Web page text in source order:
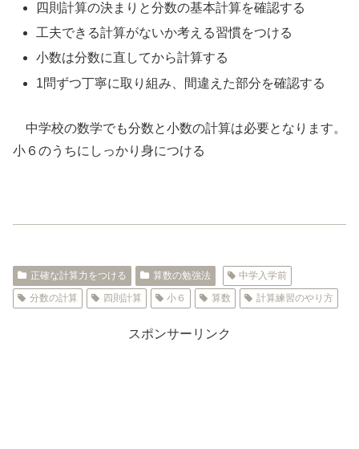
四則計算の決まりと分数の基本計算を確認する
工夫できる計算がないか考える習慣をつける
小数は分数に直してから計算する
1問ずつ丁寧に取り組み、間違えた部分を確認する
中学校の数学でも分数と小数の計算は必要となります。
小６のうちにしっかり身につける
正確な計算力をつける 算数の勉強法
中学入学前
分数の計算
四則計算 小６ 算数 計算練習のやり方
スポンサーリンク